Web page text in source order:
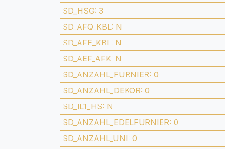
SD_HSG: 3
SD_AFQ_KBL: N
SD_AFE_KBL: N
SD_AEF_AFK: N
SD_ANZAHL_FURNIER: 0
SD_ANZAHL_DEKOR: 0
SD_IL1_HS: N
SD_ANZAHL_EDELFURNIER: 0
SD_ANZAHL_UNI: 0